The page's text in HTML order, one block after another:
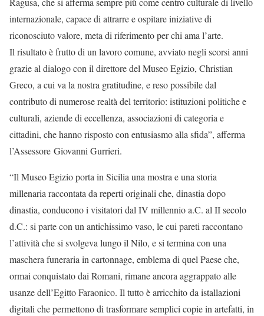
internazionale, capace di attrarre e ospitare iniziative di
riconosciuto valore, meta di riferimento per chi ama l’arte.
Il risultato è frutto di un lavoro comune, avviato negli scorsi anni
grazie al dialogo con il direttore del Museo Egizio, Christian
Greco, a cui va la nostra gratitudine, e reso possibile dal
contributo di numerose realtà del territorio: istituzioni politiche e
culturali, aziende di eccellenza, associazioni di categoria e
cittadini, che hanno risposto con entusiasmo alla sfida”, afferma
l’Assessore Giovanni Gurrieri.
“Il Museo Egizio porta in Sicilia una mostra e una storia
millenaria raccontata da reperti originali che, dinastia dopo
dinastia, conducono i visitatori dal IV millennio a.C. al II secolo
d.C.: si parte con un antichissimo vaso, le cui pareti raccontano
l’attività che si svolgeva lungo il Nilo, e si termina con una
maschera funeraria in cartonnage, emblema di quel Paese che,
ormai conquistato dai Romani, rimane ancora aggrappato alle
usanze dell’Egitto Faraonico. Il tutto è arricchito da istallazioni
digitali che permettono di trasformare semplici copie in artefatti, in